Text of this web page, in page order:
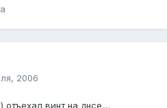
2006
винт на днсе....